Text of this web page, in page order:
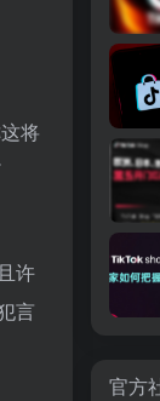
将
许
言
3
越
3
土
3
两
官方